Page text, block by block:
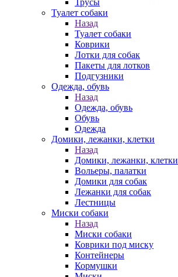
Трусы
Туалет собаки
Назад
Туалет собаки
Коврики
Лотки для собак
Пакеты для лотков
Подгузники
Одежда, обувь
Назад
Одежда, обувь
Обувь
Одежда
Домики, лежанки, клетки
Назад
Домики, лежанки, клетки
Вольеры, палатки
Домики для собак
Лежанки для собак
Лестницы
Миски собаки
Назад
Миски собаки
Коврики под миску
Контейнеры
Кормушки